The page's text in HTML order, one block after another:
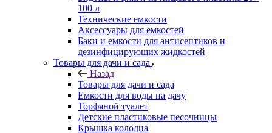
100 л
Технические емкости
Аксессуары для емкостей
Баки и емкости для антисептиков и
дезинфицирующих жидкостей
Товары для дачи и сада
Назад
Товары для дачи и сада
Емкости для воды на дачу
Торфяной туалет
Детские пластиковые песочницы
Крышка колодца